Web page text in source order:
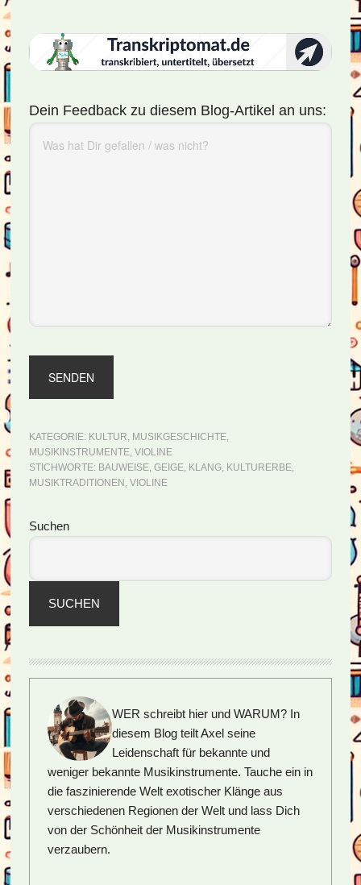
Dein Feedback zu diesem Blog-Artikel an uns:
KATEGORIE: KULTUR, MUSIKGESCHICHTE,
MUSIKINSTRUMENTE, VIOLINE
STICHWORTE: BAUWEISE, GEIGE, KLANG, KULTURERBE,
MUSIKTRADITIONEN, VIOLINE
Seitenspalte
Suchen
SUCHEN
WER schreibt hier und WARUM? In
diesem Blog teilt Axel seine
Leidenschaft für bekannte und
weniger bekannte Musikinstrumente. Tauche ein in
die faszinierende Welt exotischer Klänge aus
verschiedenen Regionen der Welt und lass Dich
von der Schönheit der Musikinstrumente
verzaubern.